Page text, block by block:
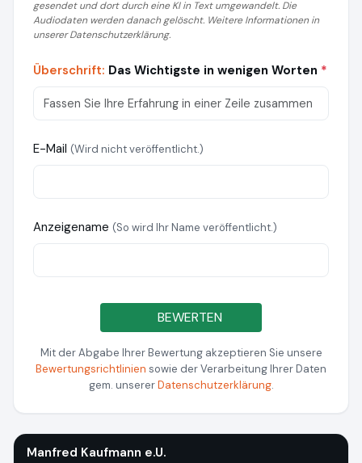
gesendet und dort durch eine KI in Text umgewandelt. Die
Audiodaten werden danach gelöscht. Weitere Informationen in
unserer Datenschutzerklärung.
Überschrift: Das Wichtigste in wenigen Worten *
E-Mail (Wird nicht veröffentlicht.)
Anzeigename (So wird Ihr Name veröffentlicht.)
BEWERTEN
Mit der Abgabe Ihrer Bewertung akzeptieren Sie unsere
Bewertungsrichtlinien sowie der Verarbeitung Ihrer Daten
gem. unsererDatenschutzerklärung.
Manfred Kaufmann e.U.